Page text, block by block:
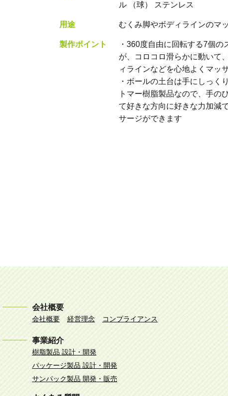
ル （球） ステンレス
用途 むくみ脚やボディラインのマ
製作ポイント
・360度自由に回転する7個の
が、コロコロ滑らかに動いて
ィラインなどを心地よくマッ
・ボールの土台は手にしっく
トマー樹脂製品なので、手の
て好きな方向に好きな力加減
サージができます
会社概要
会社概要 経営理念 コンプライアンス
事業紹介
樹脂製品 設計・開発
パッケージ製品 設計・開発
サンパック製品 開発・販売